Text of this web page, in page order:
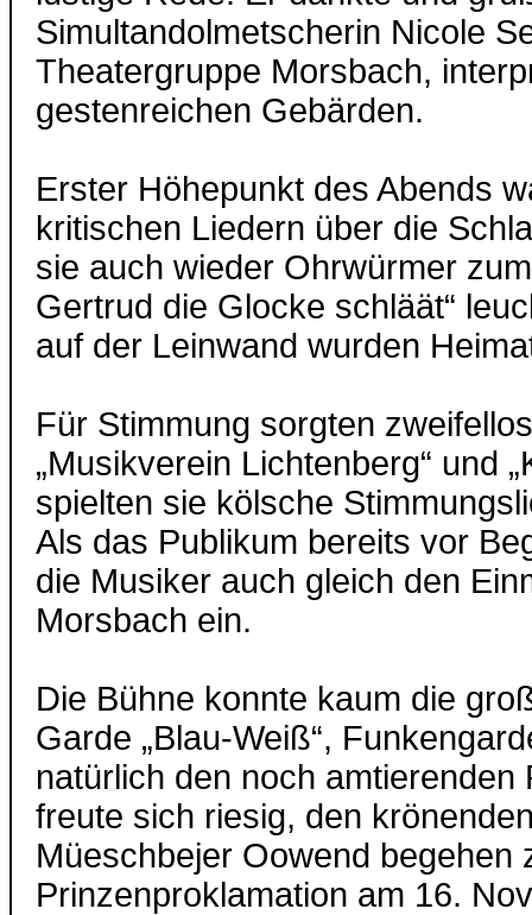
Simultandolmetscherin Nicole
Theatergruppe Morsbach,
gestenreichen Gebärden.
Erster Höhepunkt des Abends
kritischen Liedern über die
sie auch wieder Ohrwürmer
Gertrud die Glocke schläät“
auf der Leinwand wurden
Für Stimmung sorgten
„Musikverein Lichtenberg“ und
spielten sie kölsche
Als das Publikum bereits vor
die Musiker auch gleich den
Morsbach ein.
Die Bühne konnte kaum die
Garde „Blau-Weiß“,
natürlich den noch
freute sich riesig, den
Müeschbejer Oowend
Prinzenproklamation am 16.